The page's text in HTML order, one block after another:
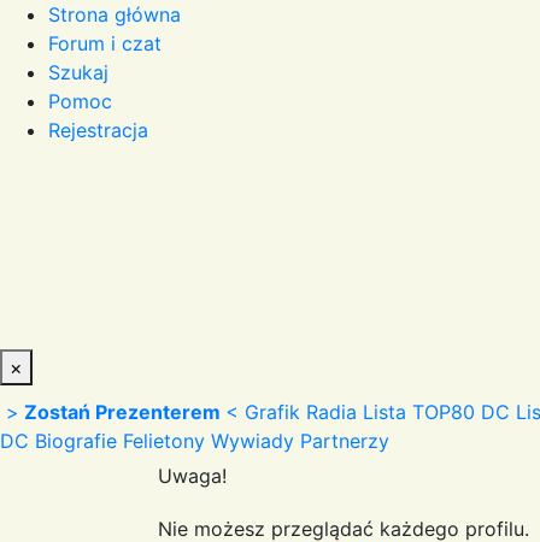
Strona główna
Forum i czat
Szukaj
Pomoc
Rejestracja
×
> Zostań Prezenterem < Grafik Radia Lista TOP80 DC
DC Biografie Felietony Wywiady Partnerzy
Uwaga!
Nie możesz przeglądać każdego profilu.